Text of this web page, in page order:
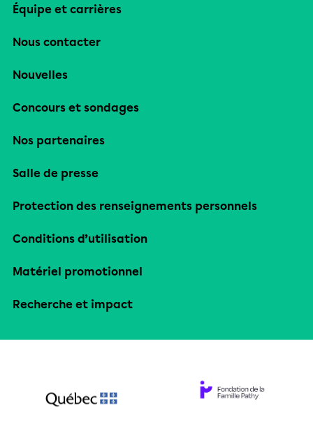
Équipe et carrières
Nous contacter
Nouvelles
Concours et sondages
Nos partenaires
Salle de presse
Protection des renseignements personnels
Conditions d’utilisation
Matériel promotionnel
Recherche et impact